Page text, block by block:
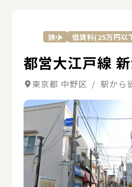
狭小 低賃料(25万円以
都営大江戸線
東京都 中野区 / 駅から